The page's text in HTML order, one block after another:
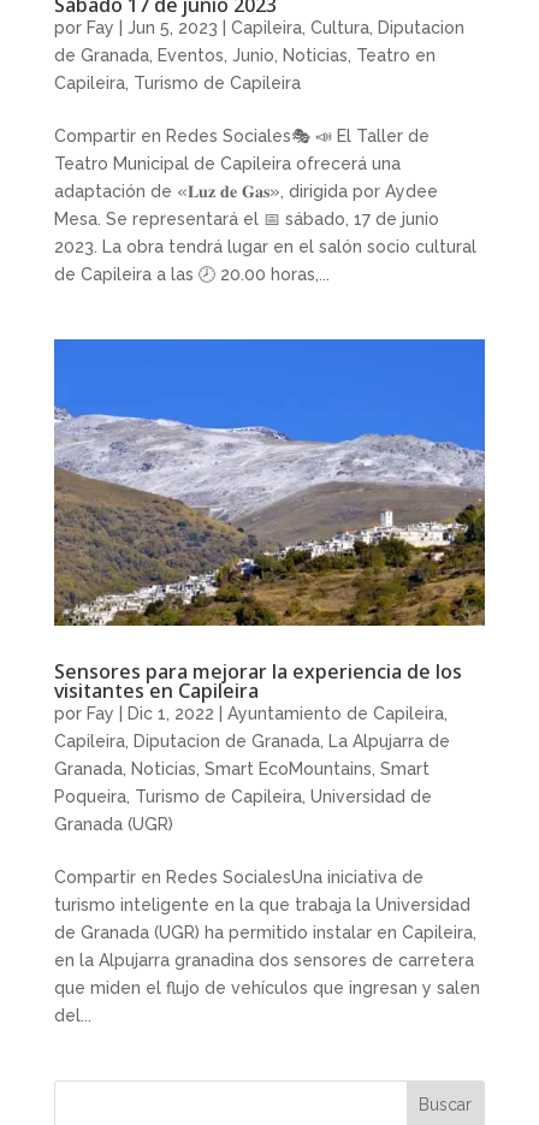
por Fay Jun 5, 2023 Capileira, Cultura, Diputacion
de Granada, Eventos, Junio, Noticias, Teatro en
Capileira, Turismo de Capileira
Compartir en Redes Sociales🎭 📣 El Taller de
Teatro Municipal de Capileira ofrecerá una
adaptación de «𝐋𝐮𝐳 𝐝𝐞 𝐆𝐚𝐬», dirigida por Aydee
Mesa. Se representará el 📅 sábado, 17 de junio
2023. La obra tendrá lugar en el salón socio cultural
de Capileira a las 🕗 20.00 horas,...
Sensores para mejorar la experiencia de los
visitantes en Capileira
por Fay Dic 1, 2022 Ayuntamiento de Capileira,
Capileira, Diputacion de Granada, La Alpujarra de
Granada, Noticias Smart EcoMountains Smart
Poqueira, Turismo de Capileira, Universidad de
Granada (UGR)
Compartir en Redes SocialesUna iniciativa de
turismo inteligente en la que trabaja la Universidad
de Granada (UGR) ha permitido instalar en Capileira,
en la Alpujarra granadina dos sensores de carretera
que miden el flujo de vehículos que ingresan y salen
del...
Buscar